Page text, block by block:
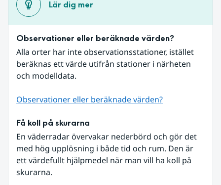
Lär dig mer
Observationer eller beräknade värden?
Alla orter har inte observationsstationer, istället
beräknas ett värde utifrån stationer i närheten
och modelldata.
Observationer eller beräknade värden?
Få koll på skurarna
En väderradar övervakar nederbörd och gör det
med hög upplösning i både tid och rum. Den är
ett värdefullt hjälpmedel när man vill ha koll på
skurarna.